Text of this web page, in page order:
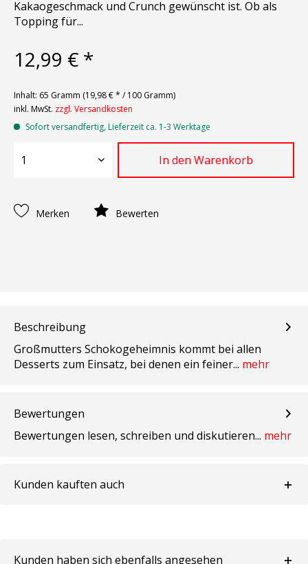
Kakaogeschmack und Crunch gewünscht ist. Ob als
Topping für...
12,99 € *
Inhalt: 65 Gramm (19,98 € * / 100 Gramm)
inkl. MwSt. zzgl. Versandkosten
Sofort versandfertig, Lieferzeit ca. 1-3 Werktage
In den Warenkorb
Merken Bewerten
Beschreibung
Großmutters Schokogeheimnis kommt bei allen
Desserts zum Einsatz, bei denen ein feiner... mehr
Bewertungen
Bewertungen lesen, schreiben und diskutieren... mehr
Kunden kauften auch
Kunden haben sich ebenfalls angesehen